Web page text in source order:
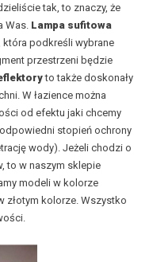
tak, to znaczy, że
Was. Lampa sufitowa
która podkreśli wybrane
przestrzeni będzie
to także doskonały
W łazience można
od efektu jaki chcemy
stopień ochrony
wody). Jeżeli chodzi o
to w naszym sklepie
modeli w kolorze
złotym kolorze. Wszystko